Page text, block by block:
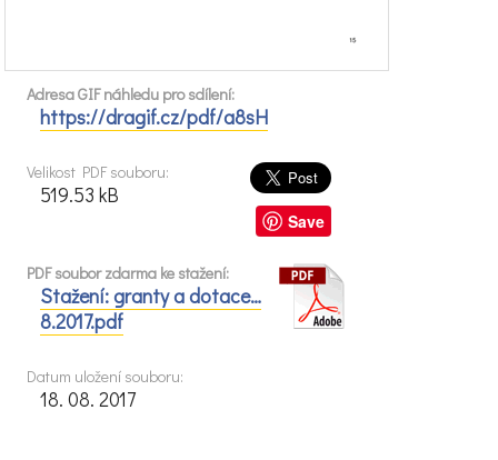
Adresa GIF náhledu pro sdílení:
https://dragif.cz/pdf/a8sH
Save
Velikost PDF souboru:
519.53 kB
PDF soubor zdarma ke stažení:
Stažení: granty a dotace…
8.2017.pdf
Datum uložení souboru:
18. 08. 2017